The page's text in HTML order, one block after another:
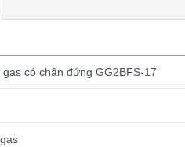
có chân đứng GG2BFS-17